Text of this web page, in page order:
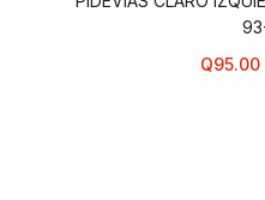
Q95.00